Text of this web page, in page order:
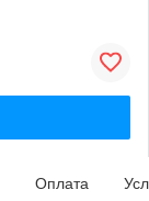
Оплата